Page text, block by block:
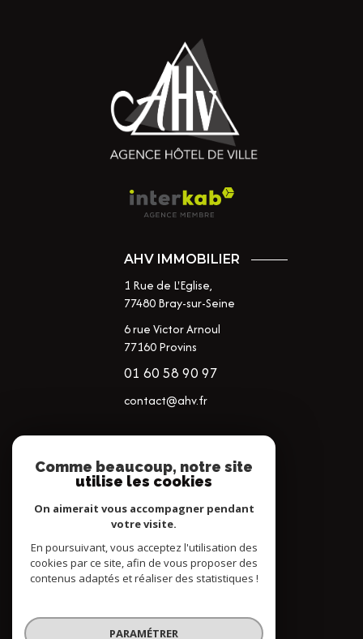
AHV IMMOBILIER
1 Rue de L'Eglise,
77480Bray-sur-Seine
6 rue Victor Arnoul
77160 Provins
01 60 58 90 97
contact@ahv.fr
NOS RÉSEAUX
NOUS SUIVRE
© 2026 | Tous droits réservés
Comme beaucoup, notre site
utilise les cookies
On aimerait vous accompagner pendant
votre visite.
En poursuivant, vous acceptez l'utilisation des
cookies par ce site, afin de vous proposer des
contenus adaptés et réaliser des statistiques !
PARAMÉTRER